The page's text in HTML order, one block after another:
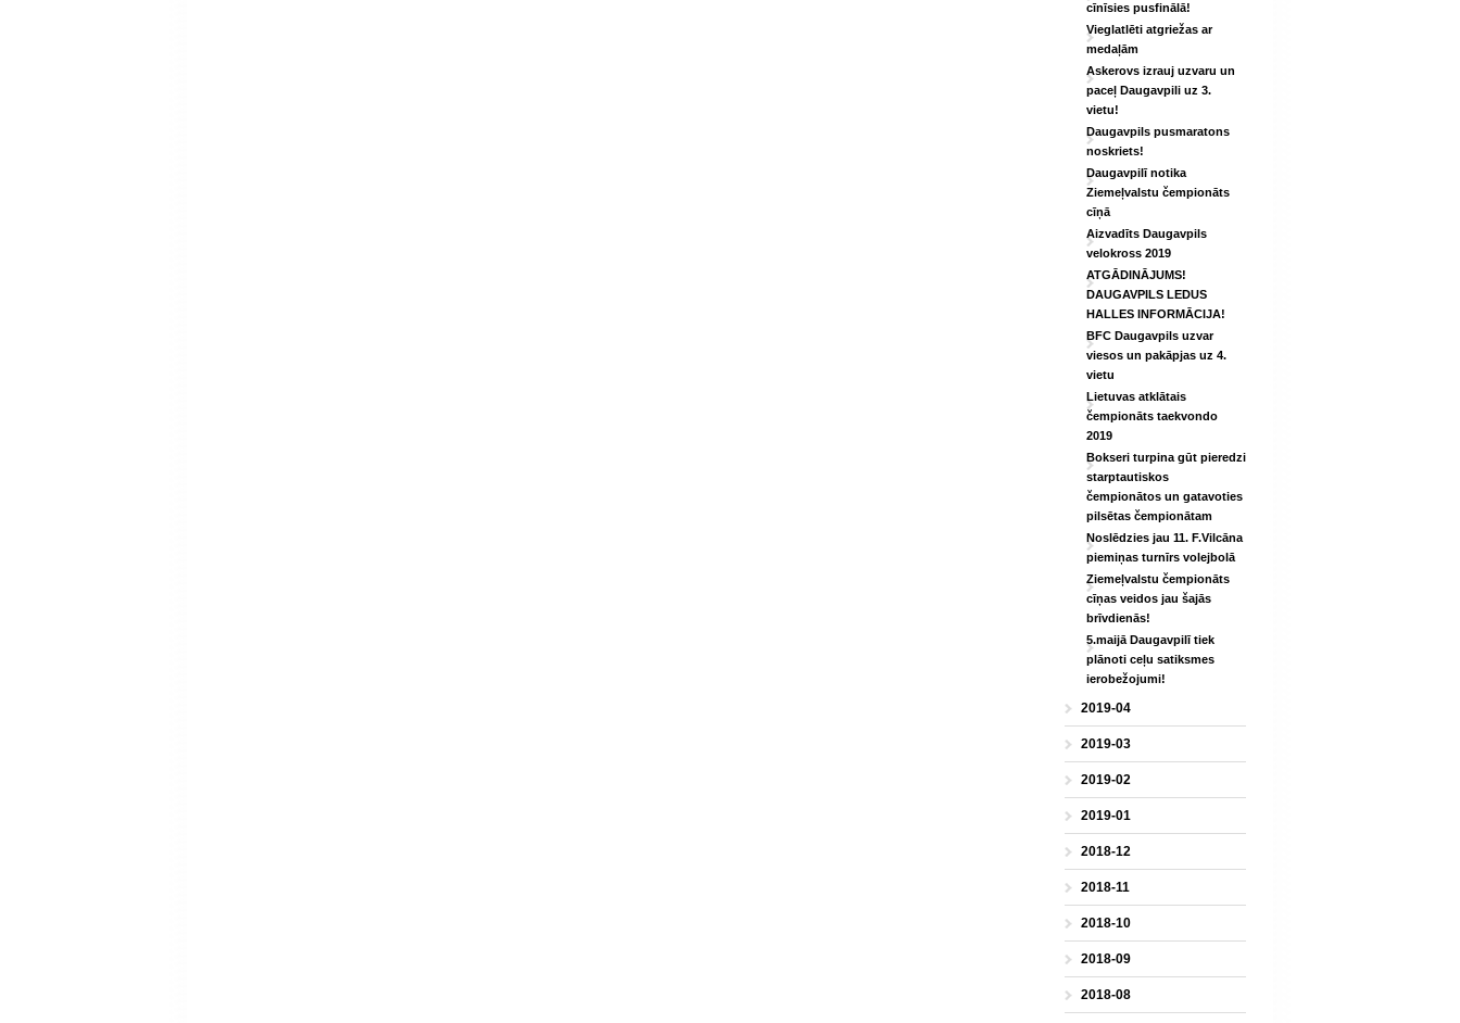
cīnīsies pusfinālā!
Vieglatlēti atgriežas ar
medaļām
Askerovs izrauj uzvaru un
paceļ Daugavpili uz 3.
vietu!
Daugavpils pusmaratons
noskriets!
Daugavpilī notika
Ziemeļvalstu čempionāts
cīņā
Aizvadīts Daugavpils
velokross 2019
ATGĀDINĀJUMS!
DAUGAVPILS LEDUS
HALLES INFORMĀCIJA!
BFC Daugavpils uzvar
viesos un pakāpjas uz 4.
vietu
Lietuvas atklātais
čempionāts taekvondo
2019
Bokseri turpina gūt pieredzi
starptautiskos
čempionātos un gatavoties
pilsētas čempionātam
Noslēdzies jau 11. F.Vilcāna
piemiņas turnīrs volejbolā
Ziemeļvalstu čempionāts
cīņas veidos jau šajās
brīvdienās!
5.maijā Daugavpilī tiek
plānoti ceļu satiksmes
ierobežojumi!
2019-04
2019-03
2019-02
2019-01
2018-12
2018-11
2018-10
2018-09
2018-08